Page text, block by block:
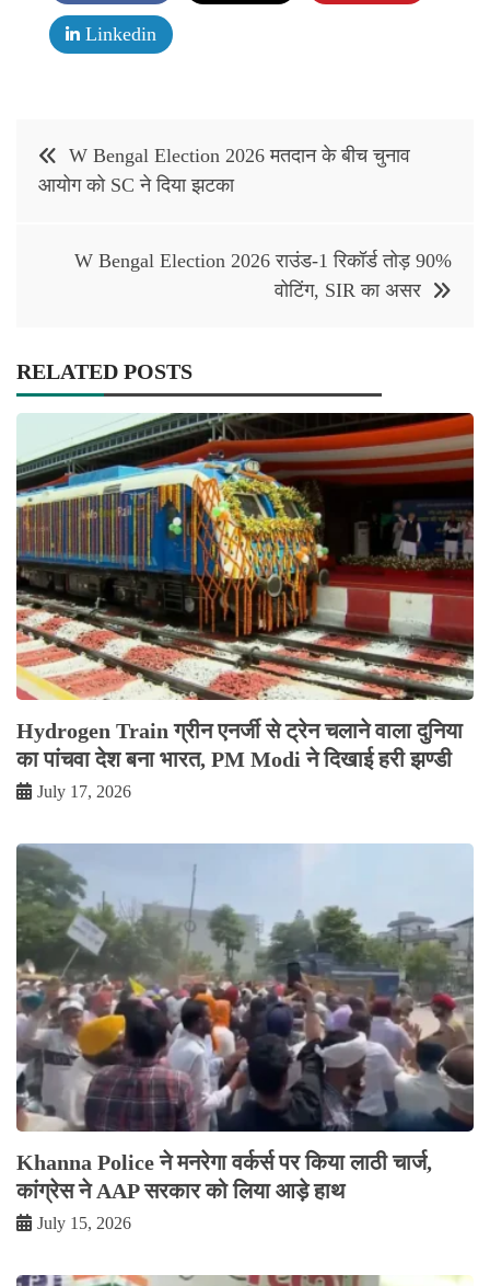
Linkedin
navigation
W Bengal Election 2026 मतदान के बीच चुनाव
आयोग को SC ने दिया झटका
W Bengal Election 2026 राउंड-1 रिकॉर्ड तोड़ 90%
वोटिंग, SIR का असर
RELATED POSTS
Hydrogen Train ग्रीन एनर्जी से ट्रेन चलाने वाला दुनिया
का पांचवा देश बना भारत, PM Modi ने दिखाई हरी झण्डी
July 17, 2026
Khanna Police ने मनरेगा वर्कर्स पर किया लाठी चार्ज,
कांग्रेस ने AAP सरकार को लिया आड़े हाथ
July 15, 2026